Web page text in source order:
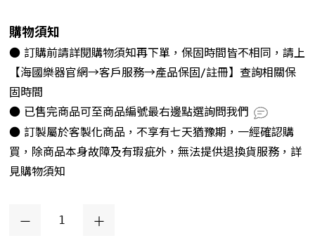
購物須知
● 訂購前請詳閱購物須知再下單，保固時間皆不相同，請上
【海國樂器官網→客戶服務→產品保固/註冊】查詢相關保
固時間
● 已售完商品可至商品編號最右邊點選詢問我們
● 訂製屬於客製化商品，不享有七天猶豫期，一經確認購
買，除商品本身故障及有瑕疵外，無法提供退換貨服務，詳
見購物須知